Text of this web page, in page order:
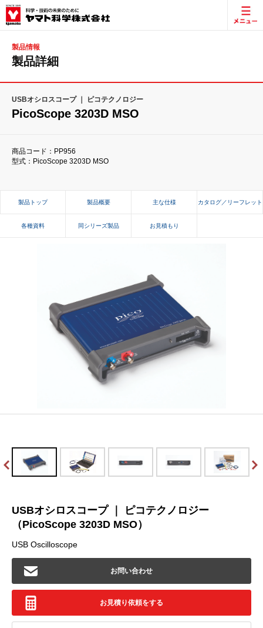
製品情報
製品詳細
USBオシロスコープ ｜ ピコテクノロジー
PicoScope 3203D MSO
商品コード：PP956
型式：PicoScope 3203D MSO
製品トップ 製品概要 主な仕様 カタログ／リーフレット
各種資料 同シリーズ製品 お見積もり
USBオシロスコープ ｜ ピコテクノロジー
（PicoScope 3203D MSO）
USB Oscilloscope
お問い合わせ
お見積り依頼をする